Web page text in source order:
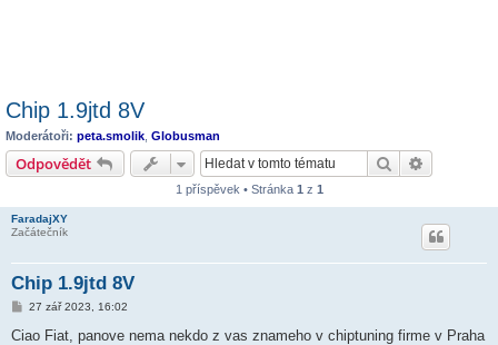
Chip 1.9jtd 8V
Moderátoři: peta.smolik Globusman
Odpovědět Hledat
1 příspěvek • Stránka 1 z 1
FaradajXY
Začátečník
Chip 1.9jtd 8V
P
í
27 zář 2023, 16:02
Ciao Fiat, panove nema nekdo z vas znameho v chiptuning firme v Praha